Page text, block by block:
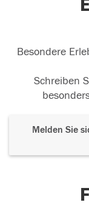
Besondere
Schreiben
Melden Sie